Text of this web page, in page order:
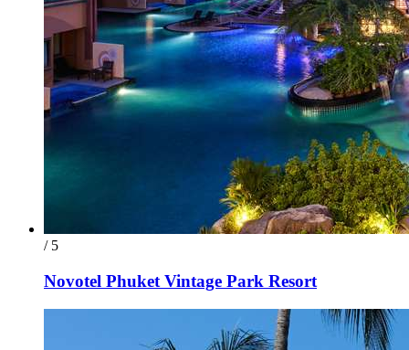
/ 5
Novotel Phuket Vintage Park Resort